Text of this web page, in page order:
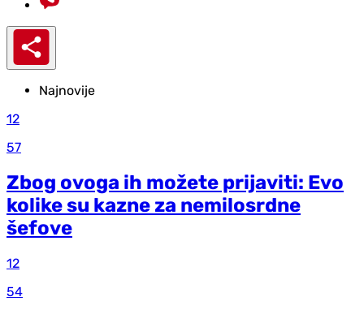
Najnovije
12
57
Zbog ovoga ih možete prijaviti: Evo
kolike su kazne za nemilosrdne
šefove
12
54